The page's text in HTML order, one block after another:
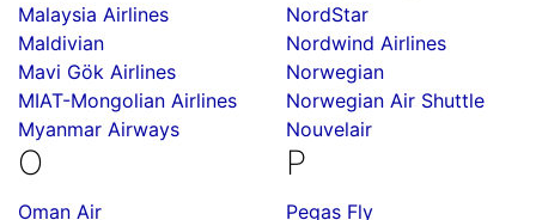
Malaysia Airlines
Maldivian
Mavi Gök Airlines
MIAT-Mongolian Airlines
Myanmar Airways
NordStar
Nordwind Airlines
Norwegian
Norwegian Air Shuttle
Nouvelair
O
Oman Air
P
Pegas Fly